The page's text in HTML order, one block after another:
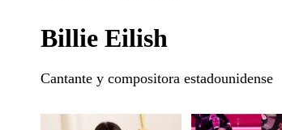
Billie Eilish
Cantante y compositora estadounidense